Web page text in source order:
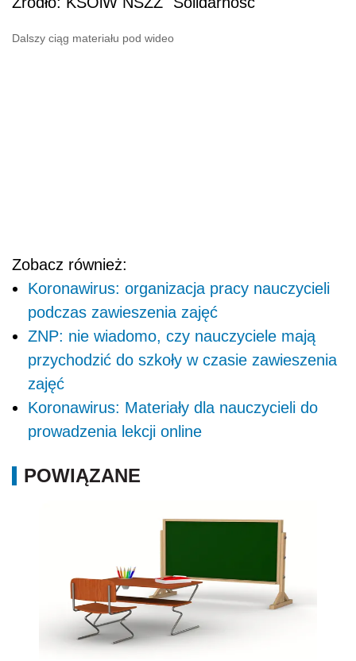
Dalszy ciąg materiału pod wideo
Zobacz również:
Koronawirus: organizacja pracy nauczycieli
podczas zawieszenia zajęć
ZNP: nie wiadomo, czy nauczyciele mają
przychodzić do szkoły w czasie zawieszenia
zajęć
Koronawirus: Materiały dla nauczycieli do
prowadzenia lekcji online
POWIĄZANE